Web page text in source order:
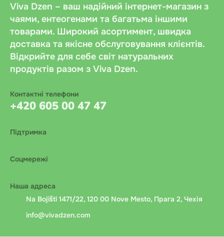
Viva Dzen – ваш надійний інтернет-магазин з
чаями, ентеогенами та багатьма іншими
товарами. Широкий асортимент, швидка
доставка та якісне обслуговування клієнтів.
Відкрийте для себе світ натуральних
продуктів разом з Viva Dzen.
Контактні телефони
+420 605 00 47 47
Підтримка
Соцмережі
Наша адреса
Na Bojišti 1471/22, 120 00 Nove Mesto, Прага 2, Чехія
info@vivadzen.com